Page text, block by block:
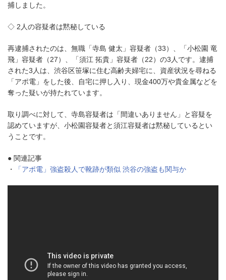
捕しました。
◇ 2人の容疑者は黙秘している
再逮捕されたのは、無職「寺島 健太」容疑者（33）、「小松園 竜
飛」容疑者（27）、「須江 拓貴」容疑者（22）の3人です。逮捕
された3人は、渋谷区笹塚に住む高齢夫婦宅に、資産状況を尋ねる
「アポ電」をした後、自宅に押し入り、現金400万や貴金属などを
奪った疑いが持たれています。
取り調べに対して、寺島容疑者は「間違いありません」と容疑を
認めていますが、小松園容疑者と須江容疑者は黙秘しているとい
うことです。
● 関連記事
・
「アポ電」強盗殺人で靴跡が類似 渋谷の強盗も関与か